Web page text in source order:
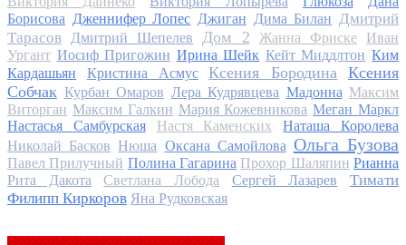
Борисова Дженнифер Лопес Джиган Дима Билан Дмитрий
Тарасов
Дмитрий Шепелев Дом 2 Жанна Фриске
Иван
Ургант Иосиф Пригожин Ирина Шейк Кейт Миддлтон Ким
Кардашьян
Кристина Асмус Ксения Бородина
Ксения
Собчак Курбан Омаров Лера Кудрявцева Мадонна Максим
Виторган Максим Галкин Мария Кожевникова Меган Маркл
Настасья Самбурская
Настя Каменских
Наташа Королева
Николай Басков Нюша Оксана Самойлова Ольга Бузова
Павел Прилучный Полина Гагарина Прохор Шаляпин Рианна
Рита Дакота
Светлана Лобода Сергей Лазарев
Тимати
Филипп Киркоров Яна Рудковская